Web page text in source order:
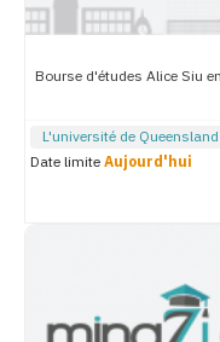
Bourse d'études Alice Siu
L'université de
Date limiteAujourd'hui